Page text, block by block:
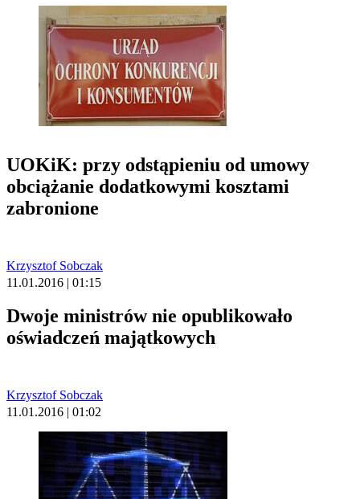
UOKiK: przy odstąpieniu od umowy
obciążanie dodatkowymi kosztami
zabronione
Krzysztof Sobczak
11.01.2016 | 01:15
Dwoje ministrów nie opublikowało
oświadczeń majątkowych
Krzysztof Sobczak
11.01.2016 | 01:02